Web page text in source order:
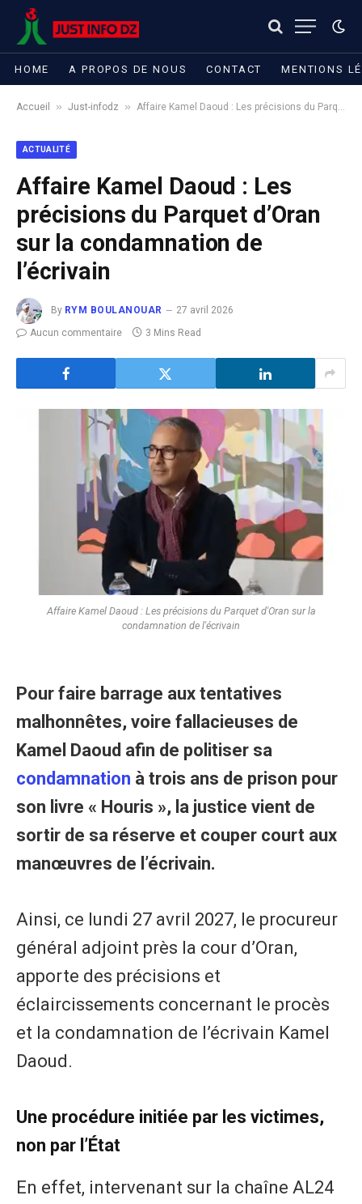
HOME A PROPOS DE NOUS CONTACT MENTIONS
Accueil » Just-infodz » Affaire Kamel Daoud : Les précisions du Parquet d’Oran sur la condamnation de l’écrivain
ACTUALITÉ
Affaire Kamel Daoud : Les
précisions du Parquet d’Oran
sur la condamnation de
l’écrivain
By RYM BOULANOUAR
27 avril 2026
Aucun commentaire
3 Mins Read
Affaire Kamel Daoud : Les précisions du Parquet d'Oran sur la
condamnation de l'écrivain
Pour faire barrage aux tentatives
malhonnêtes, voire fallacieuses de
Kamel Daoud afin de politiser sa
condamnation à trois ans de prison pour
son livre « Houris », la justice vient de
sortir de sa réserve et couper court aux
manœuvres de l’écrivain.
Ainsi, ce lundi 27 avril 2027, le procureur
général adjoint près la cour d’Oran,
apporte des précisions et
éclaircissements concernant le procès
et la condamnation de l’écrivain Kamel
Daoud.
Une procédure initiée par les victimes,
non par l’État
En effet, intervenant sur la chaîne AL24